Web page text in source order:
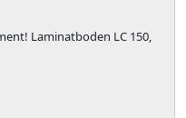
Laminatboden LC 150,